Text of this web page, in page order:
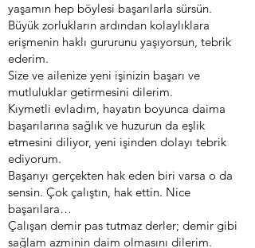
yaşamın hep böylesi başarılarla sürsün.
Büyük zorlukların ardından kolaylıklara
erişmenin haklı gururunu yaşıyorsun, tebrik
ederim.
Size ve ailenize yeni işinizin başarı ve
mutluluklar getirmesini dilerim.
Kıymetli evladım, hayatın boyunca daima
başarılarına sağlık ve huzurun da eşlik
etmesini diliyor, yeni işinden dolayı tebrik
ediyorum.
Başarıyı gerçekten hak eden biri varsa o da
sensin. Çok çalıştın, hak ettin. Nice
başarılara…
Çalışan demir pas tutmaz derler; demir gibi
sağlam azminin daim olmasını dilerim.